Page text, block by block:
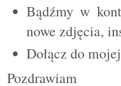
Bądźmy w
nowe zdjęcia,
Dołącz do
Pozdrawiam